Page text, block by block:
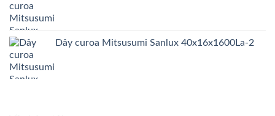
Dây curoa Mitsusumi Sanlux 40x16x1600La-2